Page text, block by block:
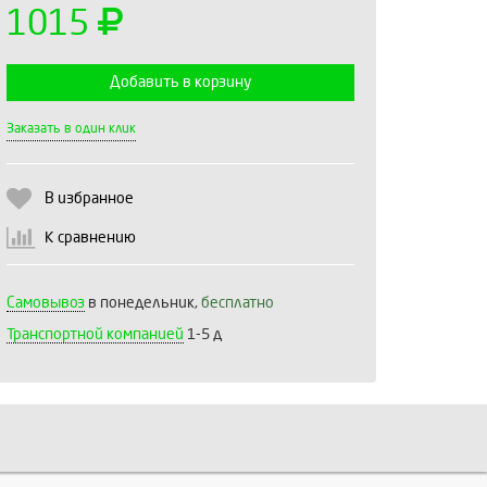
1015
Добавить в корзину
Заказать в один клик
В избранное
К сравнению
Самовывоз в понедельник, бесплатно
Транспортной компанией 1-5 д